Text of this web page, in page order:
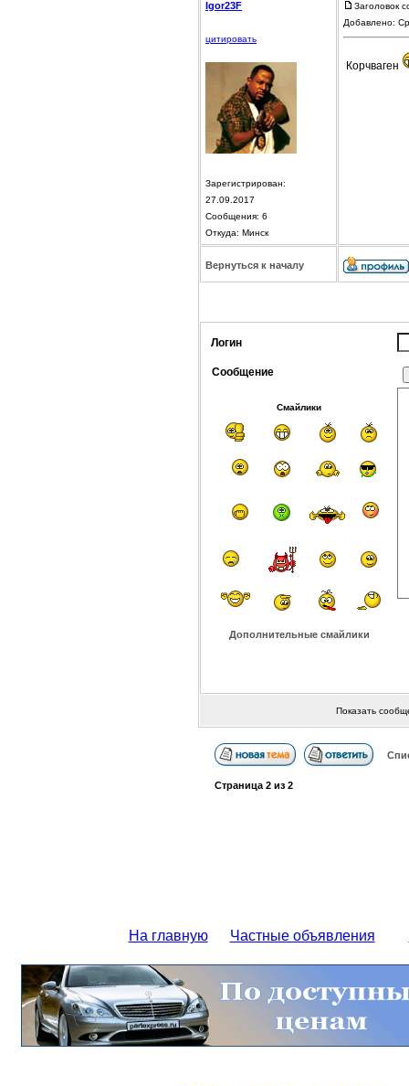
Igor23F
цитировать
Зарегистрирован:
27.09.2017
Сообщения: 6
Откуда: Минск
Заголовок
Добавлено:
Корчваген
Вернуться к началу
Логин
Сообщение
Смайлики
Дополнительные смайлики
Показать
Страница 2из 2
На главную Частные объявления